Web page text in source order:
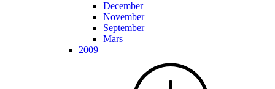
December
November
September
Mars
2009